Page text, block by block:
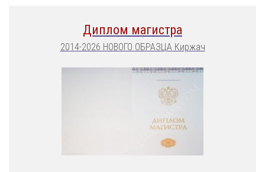
Диплом магистра
2014-2026 НОВОГО ОБРАЗЦА Киржач